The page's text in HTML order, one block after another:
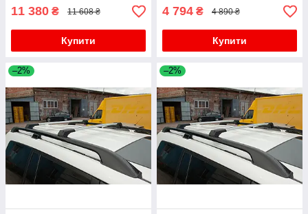
11 380 ₴ 11 608 ₴
Купити
4 794 ₴ 4 890 ₴
Купити
–2% –2%